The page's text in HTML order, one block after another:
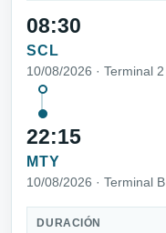
08:30
SCL
10/08/2026 · Terminal 2
22:15
MTY
10/08/2026 · Terminal B
DURACIÓN